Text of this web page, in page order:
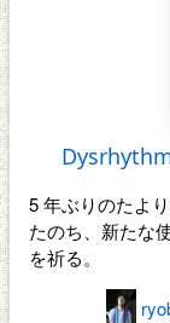
5 年ぶりのたよ
たのち、新たな
を祈る。